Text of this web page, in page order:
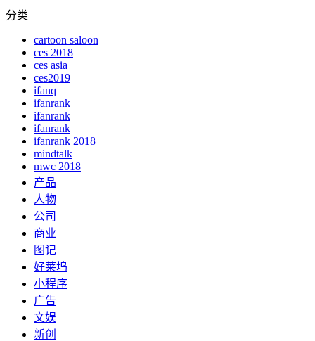
分类
cartoon saloon
ces 2018
ces asia
ces2019
ifanq
ifanrank
ifanrank
ifanrank
ifanrank 2018
mindtalk
mwc 2018
产品
人物
公司
商业
图记
好莱坞
小程序
广告
文娱
新创